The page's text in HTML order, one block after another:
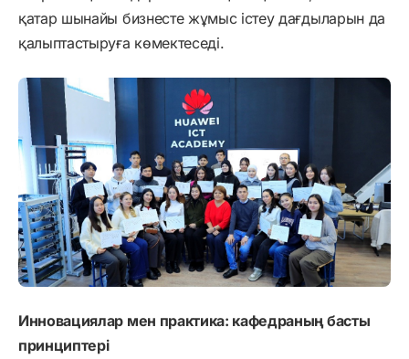
қатар шынайы бизнесте жұмыс істеу дағдыларын да
қалыптастыруға көмектеседі.
Инновациялар мен практика: кафедраның басты
принциптері